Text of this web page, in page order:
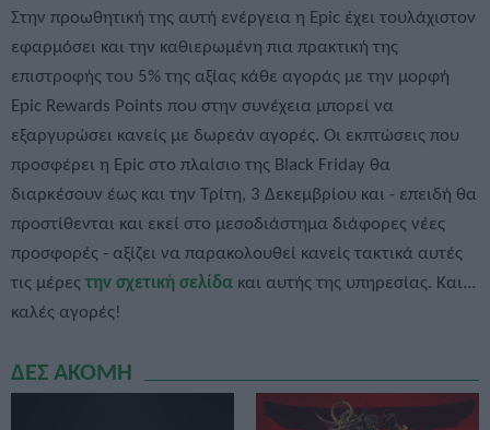
Στην προωθητική της αυτή ενέργεια η Epic έχει τουλάχιστον
εφαρμόσει και την καθιερωμένη πια πρακτική της
επιστροφής του 5% της αξίας κάθε αγοράς με την μορφή
Epic Rewards Points που στην συνέχεια μπορεί να
εξαργυρώσει κανείς με δωρεάν αγορές. Οι εκπτώσεις που
προσφέρει η Epic στο πλαίσιο της Black Friday θα
διαρκέσουν έως και την Τρίτη, 3 Δεκεμβρίου και - επειδή θα
προστίθενται και εκεί στο μεσοδιάστημα διάφορες νέες
προσφορές - αξίζει να παρακολουθεί κανείς τακτικά αυτές
τις μέρες την σχετική σελίδα και αυτής της υπηρεσίας. Και...
καλές αγορές!
ΔΕΣ ΑΚΟΜΗ